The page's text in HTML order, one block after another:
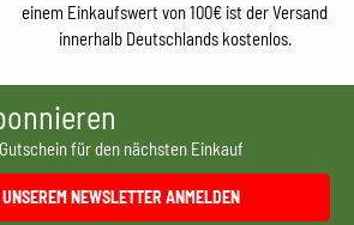
einem Einkaufswert von 100€ ist der Versand
innerhalb Deutschlands kostenlos.
für den nächsten Einkauf
NEWSLETTER ANMELDEN